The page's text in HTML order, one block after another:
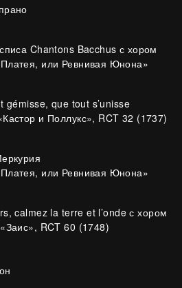
Chantons Bacchus с хором
или Ревнивая Юнона»
gémisse, que tout s’unisse
и Поллукс», RCT 32 (1737)
или Ревнивая Юнона»
calmez la terre et l’onde с хором
RCT 60 (1748)